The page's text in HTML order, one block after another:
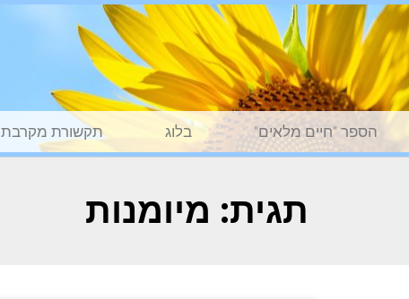
הספר "חיים מלאים" בלוג תקשורת מקרבת
תגית: מיומנות